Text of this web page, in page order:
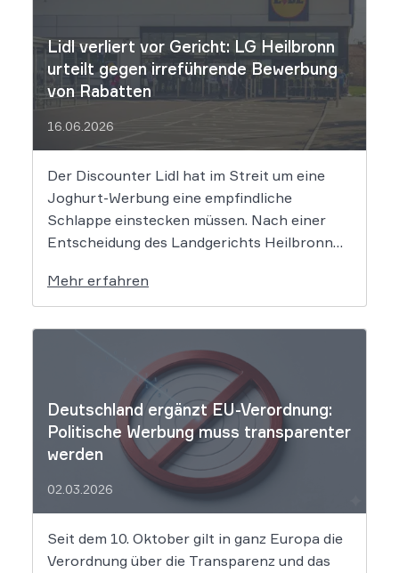
Lidl verliert vor Gericht: LG Heilbronn
urteilt gegen irreführende Bewerbung
von Rabatten
16.06.2026
Der Discounter Lidl hat im Streit um eine
Joghurt-Werbung eine empfindliche
Schlappe einstecken müssen. Nach einer
Entscheidung des Landgerichts Heilbronn
wenn er Produkte als „Aktion“ mit massiven
Rabatten bewirbt, die Preise in Wahrheit
aber nie zuvor selbst verlangt hat. Das Urteil
setzt klare Grenzen […]
Mehr erfahren
Deutschland ergänzt EU-Verordnung:
Politische Werbung muss transparenter
werden
02.03.2026
Seit dem 10. Oktober gilt in ganz Europa die
Verordnung über die Transparenz und das